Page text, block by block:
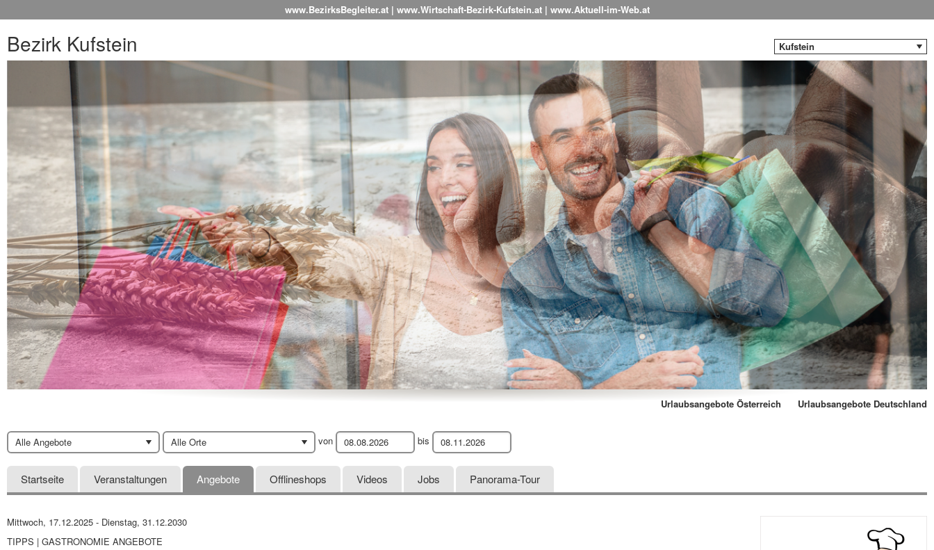
www.BezirksBegleiter.at | www.Wirtschaft-Bezirk-Kufstein.at | www.Aktuell-im-Web.at
Bezirk Kufstein Kufstein
Urlaubsangebote Österreich Urlaubsangebote Deutschland
Alle Angebote Alle Orte von bis
Startseite Veranstaltungen Angebote Offlineshops Videos Jobs Panorama-Tour
Mittwoch, 17.12.2025 - Dienstag, 31.12.2030
TIPPS | GASTRONOMIE ANGEBOTE